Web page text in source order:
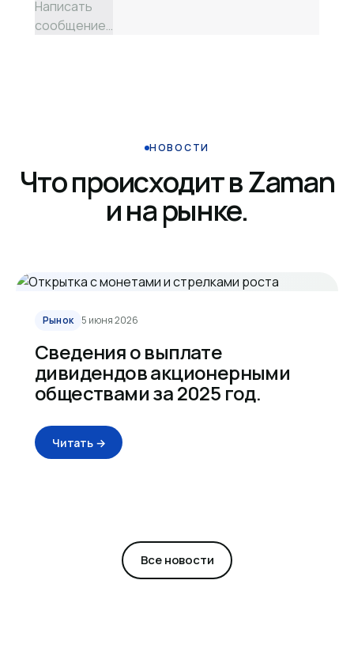
Написать
сообщение…
НОВОСТИ
Что происходит в Zaman
и на рынке.
Рынок 5 июня 2026
Сведения о выплате
дивидендов акционерными
обществами за 2025 год.
Читать →
Все новости